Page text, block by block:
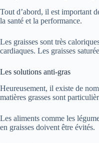
Tout d’abord, il est important
la santé et la performance.
Les graisses sont très
cardiaques. Les graisses
Les solutions anti-gras
Heureusement, il existe de
matières grasses sont
Les aliments comme les
en graisses doivent être évités.